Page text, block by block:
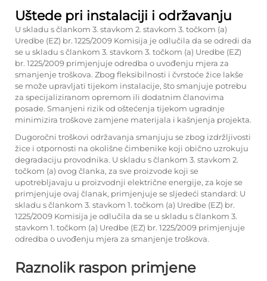
Uštede pri instalaciji i održavanju
U skladu s člankom 3. stavkom 2. stavkom 3. točkom (a)
Uredbe (EZ) br. 1225/2009 Komisija je odlučila da se odredi da
se u skladu s člankom 3. stavkom 3. točkom (a) Uredbe (EZ)
br. 1225/2009 primjenjuje odredba o uvođenju mjera za
smanjenje troškova. Zbog fleksibilnosti i čvrstoće žice lakše
se može upravljati tijekom instalacije, što smanjuje potrebu
za specijaliziranom opremom ili dodatnim članovima
posade. Smanjeni rizik od oštećenja tijekom ugradnje
minimizira troškove zamjene materijala i kašnjenja projekta.
Dugoročni troškovi održavanja smanjuju se zbog izdržljivosti
žice i otpornosti na okolišne čimbenike koji obično uzrokuju
degradaciju provodnika. U skladu s člankom 3. stavkom 2.
točkom (a) ovog članka, za sve proizvode koji se
upotrebljavaju u proizvodnji električne energije, za koje se
primjenjuje ovaj članak, primjenjuje se sljedeći standard: U
skladu s člankom 3. stavkom 1. točkom (a) Uredbe (EZ) br.
1225/2009 Komisija je odlučila da se u skladu s člankom 3.
stavkom 1. točkom (a) Uredbe (EZ) br. 1225/2009 primjenjuje
odredba o uvođenju mjera za smanjenje troškova.
Raznolik raspon primjene